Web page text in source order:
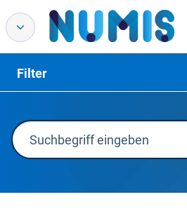
Filter